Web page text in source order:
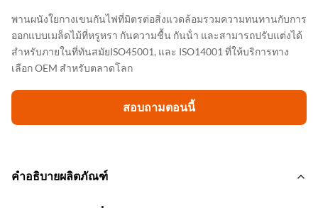
พานผนังใยกางเขนกันไฟที่มิตรต่อสิ่งแวดล้อมรวมความทนทานกับการ
ออกแบบเมล็ดไม้ที่หรูหรา กันความชื้น กันน้ํา และสามารถปรับแต่งได้
สําหรับภายในที่ทันสมัยISO45001, และ ISO14001 ที่ให้บริการทาง
เลือก OEM สําหรับตลาดโลก
สอบถามตอนนี้
คำอธิบายผลิตภัณฑ์